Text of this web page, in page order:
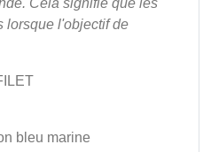
lorsque l'objectif de
bleu marine